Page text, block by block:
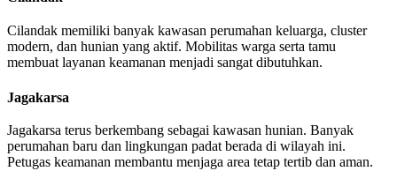
Cilandak memiliki banyak kawasan perumahan keluarga, cluster
modern, dan hunian yang aktif. Mobilitas warga serta tamu
membuat layanan keamanan menjadi sangat dibutuhkan.
Jagakarsa
Jagakarsa terus berkembang sebagai kawasan hunian. Banyak
perumahan baru dan lingkungan padat berada di wilayah ini.
Petugas keamanan membantu menjaga area tetap tertib dan aman.